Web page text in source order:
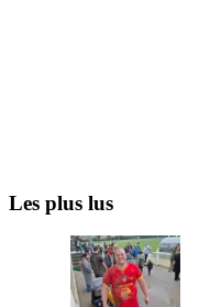
Les plus lus